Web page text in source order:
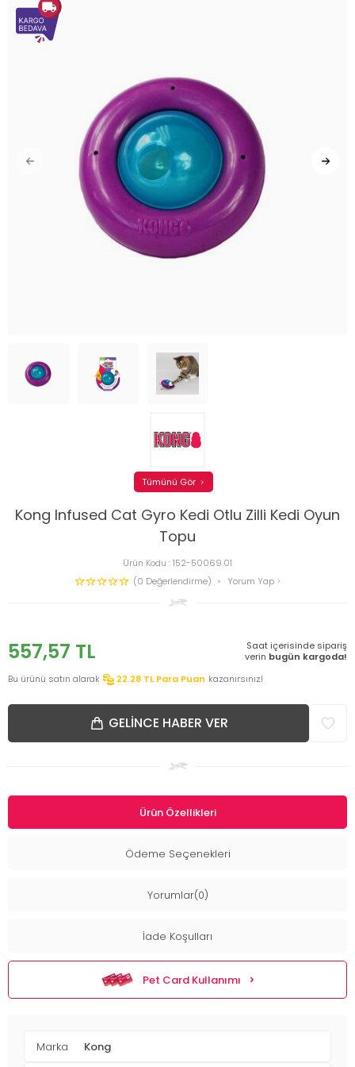
Kong Infused Cat Gyro Kedi Otlu Zilli Kedi Oyun
Topu
Ürün Kodu :152-50069.01
(0 Değerlendirme)
Yorum Yap
Tümünü Gör
557,57 TL
Saat içerisinde sipariş
verin bugün kargoda!
Bu ürünü satın alarak
22.28 TL Para Puan kazanırsınız!
GELINCE HABER VER
Ürün Özellikleri
Ödeme Seçenekleri
Yorumlar(0)
İade Koşulları
Pet Card Kullanımı
Marka Kong